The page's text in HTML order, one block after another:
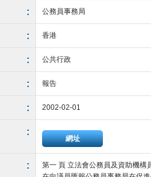
: 公務員事務局
: 香港
: 公共行政
: 報告
: 2002-02-01
:
網址
:
第一 頁 立法會公務員及資助機構